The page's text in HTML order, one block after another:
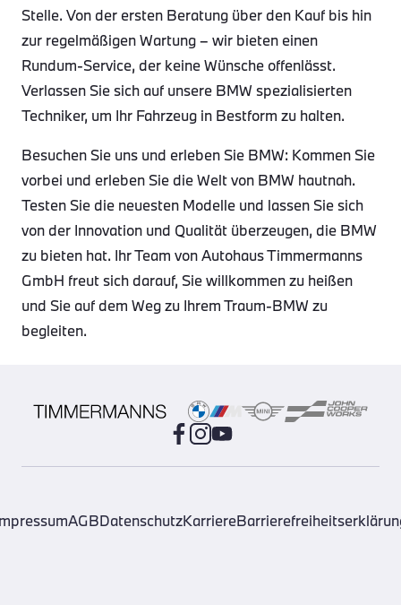
Stelle. Von der ersten Beratung über den Kauf bis hin
zur regelmäßigen Wartung – wir bieten einen
Rundum-Service, der keine Wünsche offenlässt.
Verlassen Sie sich auf unsere BMW spezialisierten
Techniker, um Ihr Fahrzeug in Bestform zu halten.
Besuchen Sie uns und erleben Sie BMW: Kommen Sie
vorbei und erleben Sie die Welt von BMW hautnah.
Testen Sie die neuesten Modelle und lassen Sie sich
von der Innovation und Qualität überzeugen, die BMW
zu bieten hat. Ihr Team von Autohaus Timmermanns
GmbH freut sich darauf, Sie willkommen zu heißen
und Sie auf dem Weg zu Ihrem Traum-BMW zu
begleiten.
AGBDatenschutzKarriere